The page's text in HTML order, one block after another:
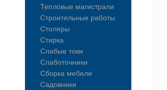
Тепловые магистрали
Строительные работы
Столяры
Стирка
Слабые токи
Слаботочники
Сборка мебели
Садовники